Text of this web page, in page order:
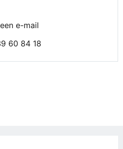
e-mail
60 84 18